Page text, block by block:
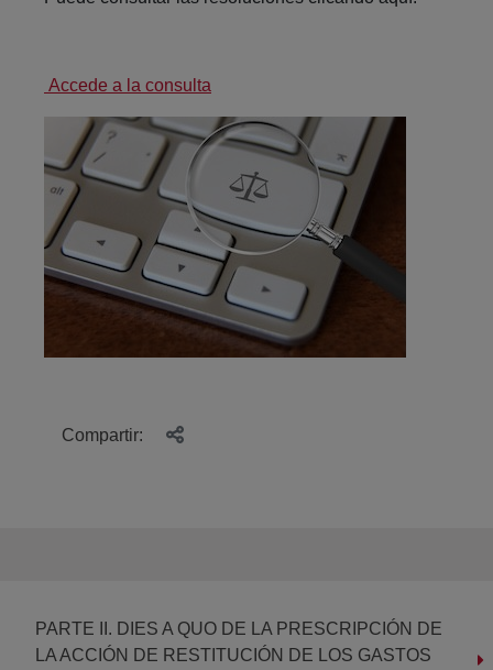
Accede a la consulta
Compartir:
PARTE II. DIES A QUO DE LA PRESCRIPCIÓN DE
LA ACCIÓN DE RESTITUCIÓN DE LOS GASTOS